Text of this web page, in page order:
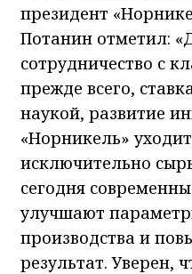
президент
Потанин отметил:
сотрудничество с
прежде всего,
наукой, развитие
«Норникель»
исключительно
сегодня
улучшают
производства и
результат. Уверен,